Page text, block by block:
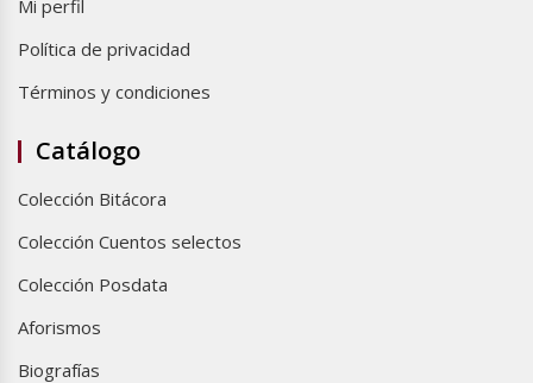
Mi perfil
Política de privacidad
Términos y condiciones
Catálogo
Colección Bitácora
Colección Cuentos selectos
Colección Posdata
Aforismos
Biografías